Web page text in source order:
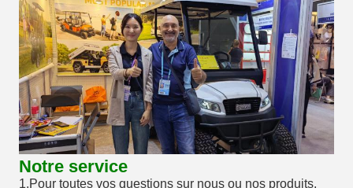
Notre service
1.Pour toutes vos questions sur nous ou nos produits,